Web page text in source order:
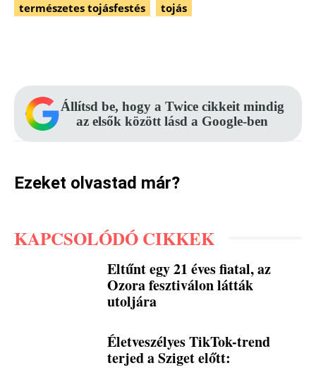
természetes tojásfestés
tojás
Állítsd be, hogy a Twice cikkeit mindig
az elsők között lásd a Google-ben
Ezeket olvastad már?
KAPCSOLÓDÓ CIKKEK
Eltűnt egy 21 éves fiatal, az
Ozora fesztiválon látták
utoljára
Életveszélyes TikTok-trend
terjed a Sziget előtt: